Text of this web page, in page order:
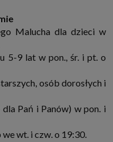
Malucha dla dzieci w
5-9 lat w pon., śr. i pt. o
osób dorosłych i
Pań i Panów) w pon. i
wt. i czw. o 19:30.